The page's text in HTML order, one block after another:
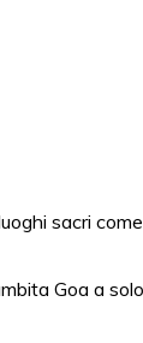
sacri
Goa a